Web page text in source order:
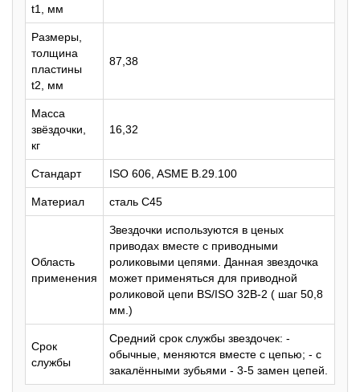
t1, мм
Размеры,
толщина
пластины
t2, мм
87,38
Масса
звёздочки,
кг
16,32
Стандарт ISO 606, ASME B.29.100
Материал сталь C45
Область
применения
Звездочки используются в ценых
приводах вместе с приводными
роликовыми цепями. Данная звездочка
может применяться для приводной
роликовой цепи BS/ISO 32B-2 ( шаг 50,8
мм.)
Срок
службы
Средний срок службы звездочек: -
обычные, меняются вместе с цепью; - с
закалёнными зубьями - 3-5 замен цепей.